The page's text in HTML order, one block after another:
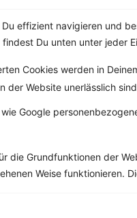
effizient navigieren und
Du unten unter jeder
Cookies werden in
der Website unerlässlich
Google
die Grundfunktionen der
Weise funktionieren.
besonders in den
südeuropäischen